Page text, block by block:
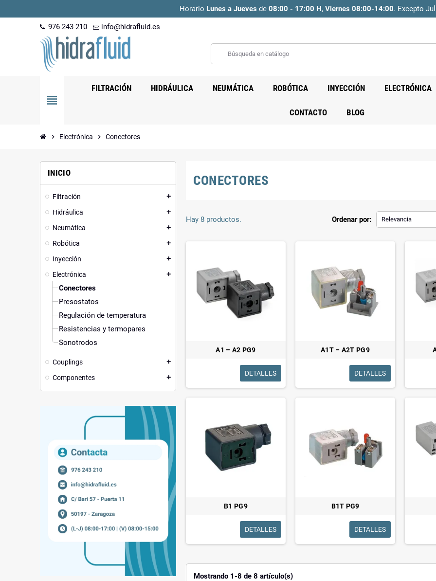
Horario Lunes a Jueves de 08:00 - 17:00 H, Viernes 08:00-14:00. Excepto
976 243 210 info@hidrafluid.es
view_headline
FILTRACIÓN HIDRÁULICA NEUMÁTICA ROBÓTICA INYECCIÓN ELECTRÓNICA
CONTACTO BLOG
chevron_right Electrónica chevron_right Conectores
INICIO
Filtración add
Hidráulica add
Neumática add
Robótica add
Inyección add
Electrónica add
Conectores
Presostatos
Regulación de temperatura
Resistencias y termopares
Sonotrodos
Couplings add
Componentes add
CONECTORES
Ordenar por: Relevancia
Hay 8 productos.
A1 – A2 PG9
DETALLES
A1T – A2T PG9
DETALLES
B1 PG9
DETALLES
B1T PG9
DETALLES
Mostrando 1-8 de 8 artículo(s)